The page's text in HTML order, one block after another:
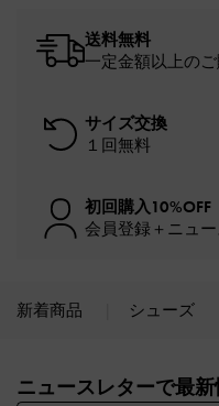
送料無料
一定金額以上の
サイズ交換
１回無料
初回購入10%OFF
会員登録＋ニュ
新着商品 シューズ
ニュースレターで最新